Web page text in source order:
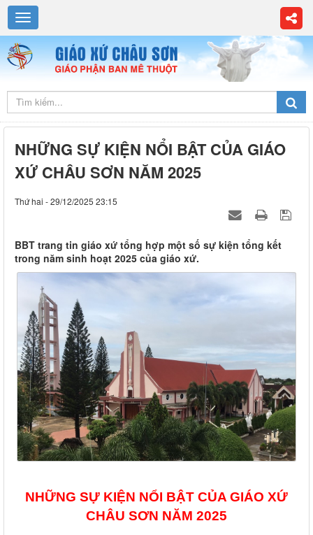
NHỮNG SỰ KIỆN NỔI BẬT CỦA GIÁO
XỨ CHÂU SƠN NĂM 2025
Thứ hai - 29/12/2025 23:15
BBT trang tin giáo xứ tổng hợp một số sự kiện tổng kết
trong năm sinh hoạt 2025 của giáo xứ.
NHỮNG SỰ KIỆN NỔI BẬT CỦA GIÁO XỨ
CHÂU SƠN NĂM 2025